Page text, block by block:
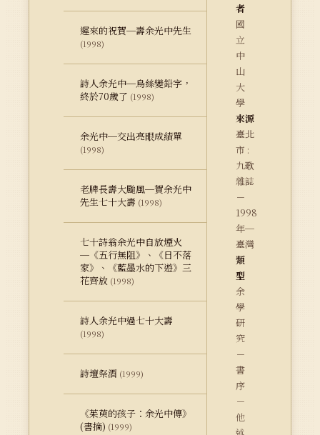
遲來的祝賀─壽余光中先生
(1998)
詩人余光中─烏絲變鉛字，
終於70歲了 (1998)
余光中─交出亮眼成績單
(1998)
老牌長壽大颱風─賀余光中
先生七十大壽 (1998)
七十詩翁余光中自放煙火
─《五行無阻》、《日不落
家》、《藍墨水的下遊》三
花齊放 (1998)
詩人余光中過七十大壽
(1998)
詩壇祭酒 (1999)
《茱萸的孩子：余光中傳》
(書摘) (1999)
者
國
立
中
山
大
學
來源
臺北
市 :
九歌
雜誌
－
1998
年─
臺灣
類
型
余
學
研
究
－
書
序
－
他